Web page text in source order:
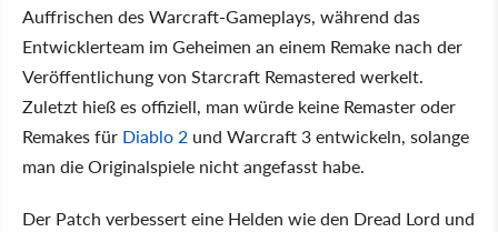
Auffrischen des Warcraft-Gameplays, während das
Entwicklerteam im Geheimen an einem Remake nach der
Veröffentlichung von Starcraft Remastered werkelt.
Zuletzt hieß es offiziell, man würde keine Remaster oder
Remakes für Diablo 2 und Warcraft 3 entwickeln, solange
man die Originalspiele nicht angefasst habe.
Der Patch verbessert eine Helden wie den Dread Lord und